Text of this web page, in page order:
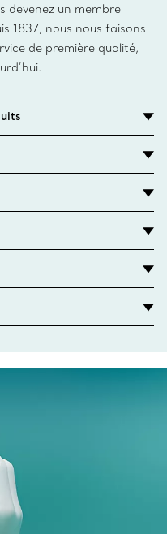
devenez un membre
1837, nous nous faisons
de première qualité,